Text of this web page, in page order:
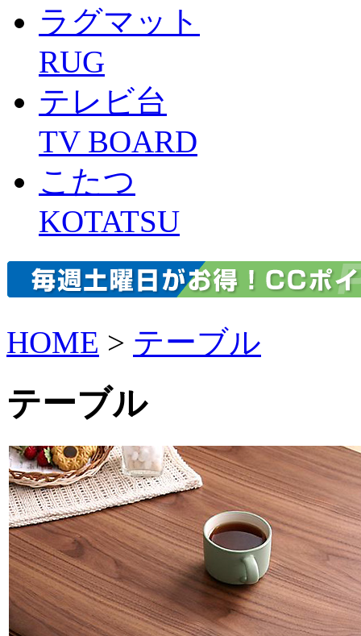
ラグマット
RUG
テレビ台
TV BOARD
こたつ
KOTATSU
HOME > テーブル
テーブル